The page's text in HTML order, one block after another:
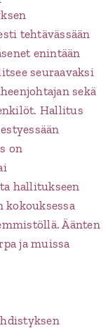
tehtävässään
enintään
seuraavaksi
sekä
Hallitus
on
hallitukseen
kokouksessa
Äänten
ja muissa